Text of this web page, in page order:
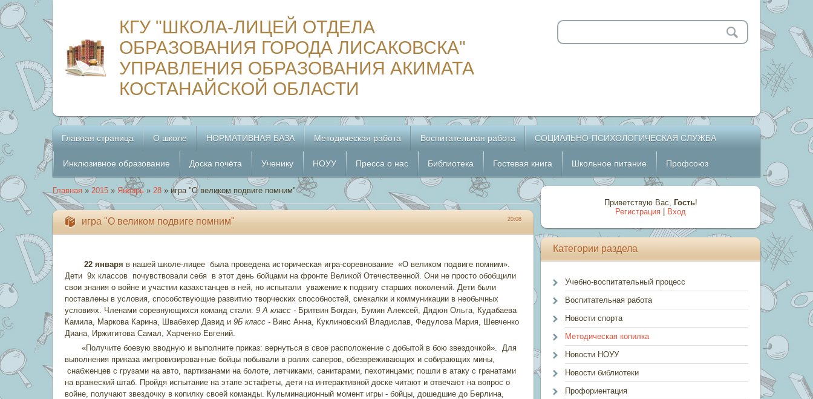
КГУ "ШКОЛА-ЛИЦЕЙ ОТДЕЛА
ОБРАЗОВАНИЯ ГОРОДА ЛИСАКОВСКА"
УПРАВЛЕНИЯ ОБРАЗОВАНИЯ АКИМАТА
КОСТАНАЙСКОЙ ОБЛАСТИ
Главная страница О школе НОРМАТИВНАЯ БАЗА Методическая работа Воспитательная работа СОЦИАЛЬНО-ПСИХОЛОГИЧЕСКАЯ СЛУЖБА
Инклюзивное образование Доска почёта Ученику НОУУ Пресса о нас Библиотека Гостевая книга Школьное питание Профсоюз
Главная » 2015 » Январь » 28 » игра "О великом подвиге помним"
20:08
игра "О великом подвиге помним"
22 января в нашей школе-лицее была проведена историческая игра-соревнование «О великом подвиге помним».
Дети 9х классов почувствовали себя в этот день бойцами на фронте Великой Отечественной. Они не просто обобщили
свои знания о войне и участии казахстанцев в ней, но испытали уважение к подвигу старших поколений. Дети были
поставлены в условия, способствующие развитию творческих способностей, смекалки и коммуникации в необычных
условиях. Членами соревнующихся команд стали: 9 А класс - Бритвин Богдан, Бумин Алексей, Дядюн Ольга, Кудабаева
Камила, Маркова Карина, Швабехер Давид и 9Б класс - Винс Анна, Куклиновский Владислав, Федулова Мария, Шевченко
Диана, Иржигитова Самал, Харченко Евгений.
«Получите боевую вводную и выполните приказ: вернуться в свое расположение с добытой в бою звездочкой». Для
выполнения приказа импровизированные бойцы побывали в ролях саперов, обезвреживающих и собирающих мины,
снабженцев с грузами на авто, партизанами на болоте, летчиками, санитарами, пехотинцами; пошли в атаку с гранатами
на вражеский штаб. Пройдя испытание на этапе эстафеты, дети на интерактивной доске читают и отвечают на вопрос о
войне, получают звездочку в копилку своей команды. Кульминационный момент игры - бойцы, дошедшие до Берлина,
Приветствую Вас, Гость!
Регистрация
Вход
Категории раздела
Учебно-воспитательный процесс
Воспитательная работа
Новости спорта
Методическая копилка
Новости НОУУ
Новости библиотеки
Профориентация